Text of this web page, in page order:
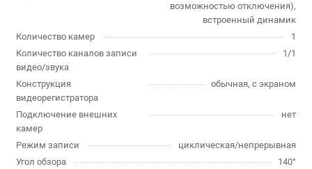
возможностью отключения),
встроенный динамик
Количество камер
1
Количество каналов записи
видео/звука
1/1
Конструкция
видеорегистратора
обычная, с экраном
Подключение внешних
камер
нет
Режим записи
циклическая/непрерывная
Угол обзора
140°